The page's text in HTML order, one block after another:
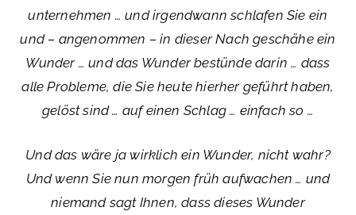
unternehmen … und irgendwann schlafen Sie ein
und – angenommen – in dieser Nach geschähe ein
Wunder … und das Wunder bestünde darin … dass
alle Probleme, die Sie heute hierher geführt haben,
gelöst sind … auf einen Schlag … einfach so …
Und das wäre ja wirklich ein Wunder, nicht wahr?
Und wenn Sie nun morgen früh aufwachen … und
niemand sagt Ihnen, dass dieses Wunder